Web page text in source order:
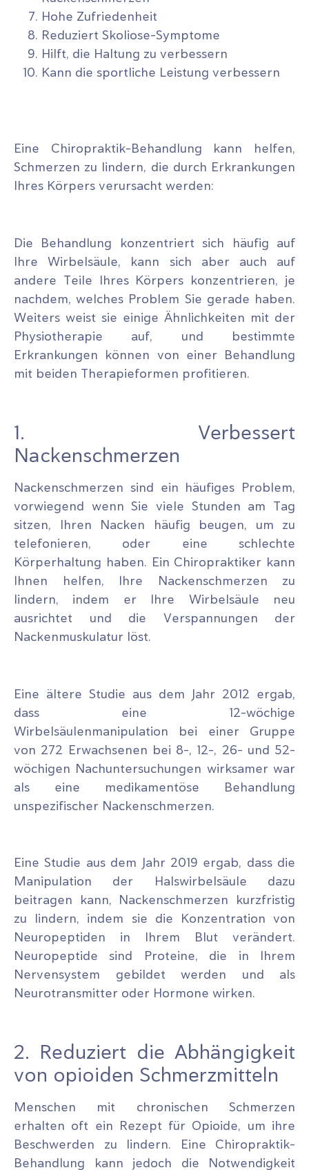
Hohe Zufriedenheit
Reduziert Skoliose-Symptome
Hilft, die Haltung zu verbessern
Kann die sportliche Leistung verbessern
Eine Chiropraktik-Behandlung kann helfen,
Schmerzen zu lindern, die durch Erkrankungen
Ihres Körpers verursacht werden:
Die Behandlung konzentriert sich häufig auf
Ihre Wirbelsäule, kann sich aber auch auf
andere Teile Ihres Körpers konzentrieren, je
nachdem, welches Problem Sie gerade haben.
Weiters weist sie einige Ähnlichkeiten mit der
Physiotherapie auf, und bestimmte
Erkrankungen können von einer Behandlung
mit beiden Therapieformen profitieren.
1. Verbessert
Nackenschmerzen
Nackenschmerzen sind ein häufiges Problem,
vorwiegend wenn Sie viele Stunden am Tag
sitzen, Ihren Nacken häufig beugen, um zu
telefonieren, oder eine schlechte
Körperhaltung haben. Ein Chiropraktiker kann
Ihnen helfen, Ihre Nackenschmerzen zu
lindern, indem er Ihre Wirbelsäule neu
ausrichtet und die Verspannungen der
Nackenmuskulatur löst.
Eine ältere Studie aus dem Jahr 2012 ergab,
dass eine 12-wöchige
Wirbelsäulenmanipulation bei einer Gruppe
von 272 Erwachsenen bei 8-, 12-, 26- und 52-
wöchigen Nachuntersuchungen wirksamer war
als eine medikamentöse Behandlung
unspezifischer Nackenschmerzen.
Eine Studie aus dem Jahr 2019 ergab, dass die
Manipulation der Halswirbelsäule dazu
beitragen kann, Nackenschmerzen kurzfristig
zu lindern, indem sie die Konzentration von
Neuropeptiden in Ihrem Blut verändert.
Neuropeptide sind Proteine, die in Ihrem
Nervensystem gebildet werden und als
Neurotransmitter oder Hormone wirken.
2. Reduziert die Abhängigkeit
von opioiden Schmerzmitteln
Menschen mit chronischen Schmerzen
erhalten oft ein Rezept für Opioide, um ihre
Beschwerden zu lindern. Eine Chiropraktik-
Behandlung kann jedoch die Notwendigkeit